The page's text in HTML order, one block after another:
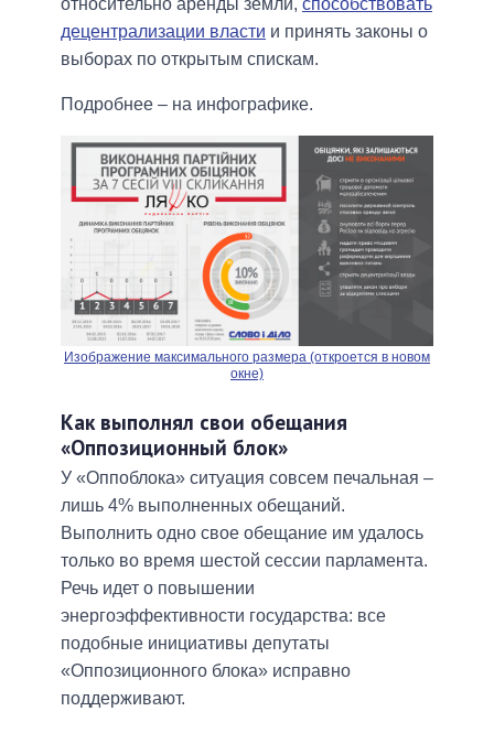
относительно аренды земли, способствовать
децентрализации власти и принять законы о
выборах по открытым спискам.
Подробнее – на инфографике.
Изображение максимального размера (откроется в новом
окне)
Как выполнял свои обещания
«Оппозиционный блок»
У «Оппоблока» ситуация совсем печальная –
лишь 4% выполненных обещаний.
Выполнить одно свое обещание им удалось
только во время шестой сессии парламента.
Речь идет о повышении
энергоэффективности государства: все
подобные инициативы депутаты
«Оппозиционного блока» исправно
поддерживают.